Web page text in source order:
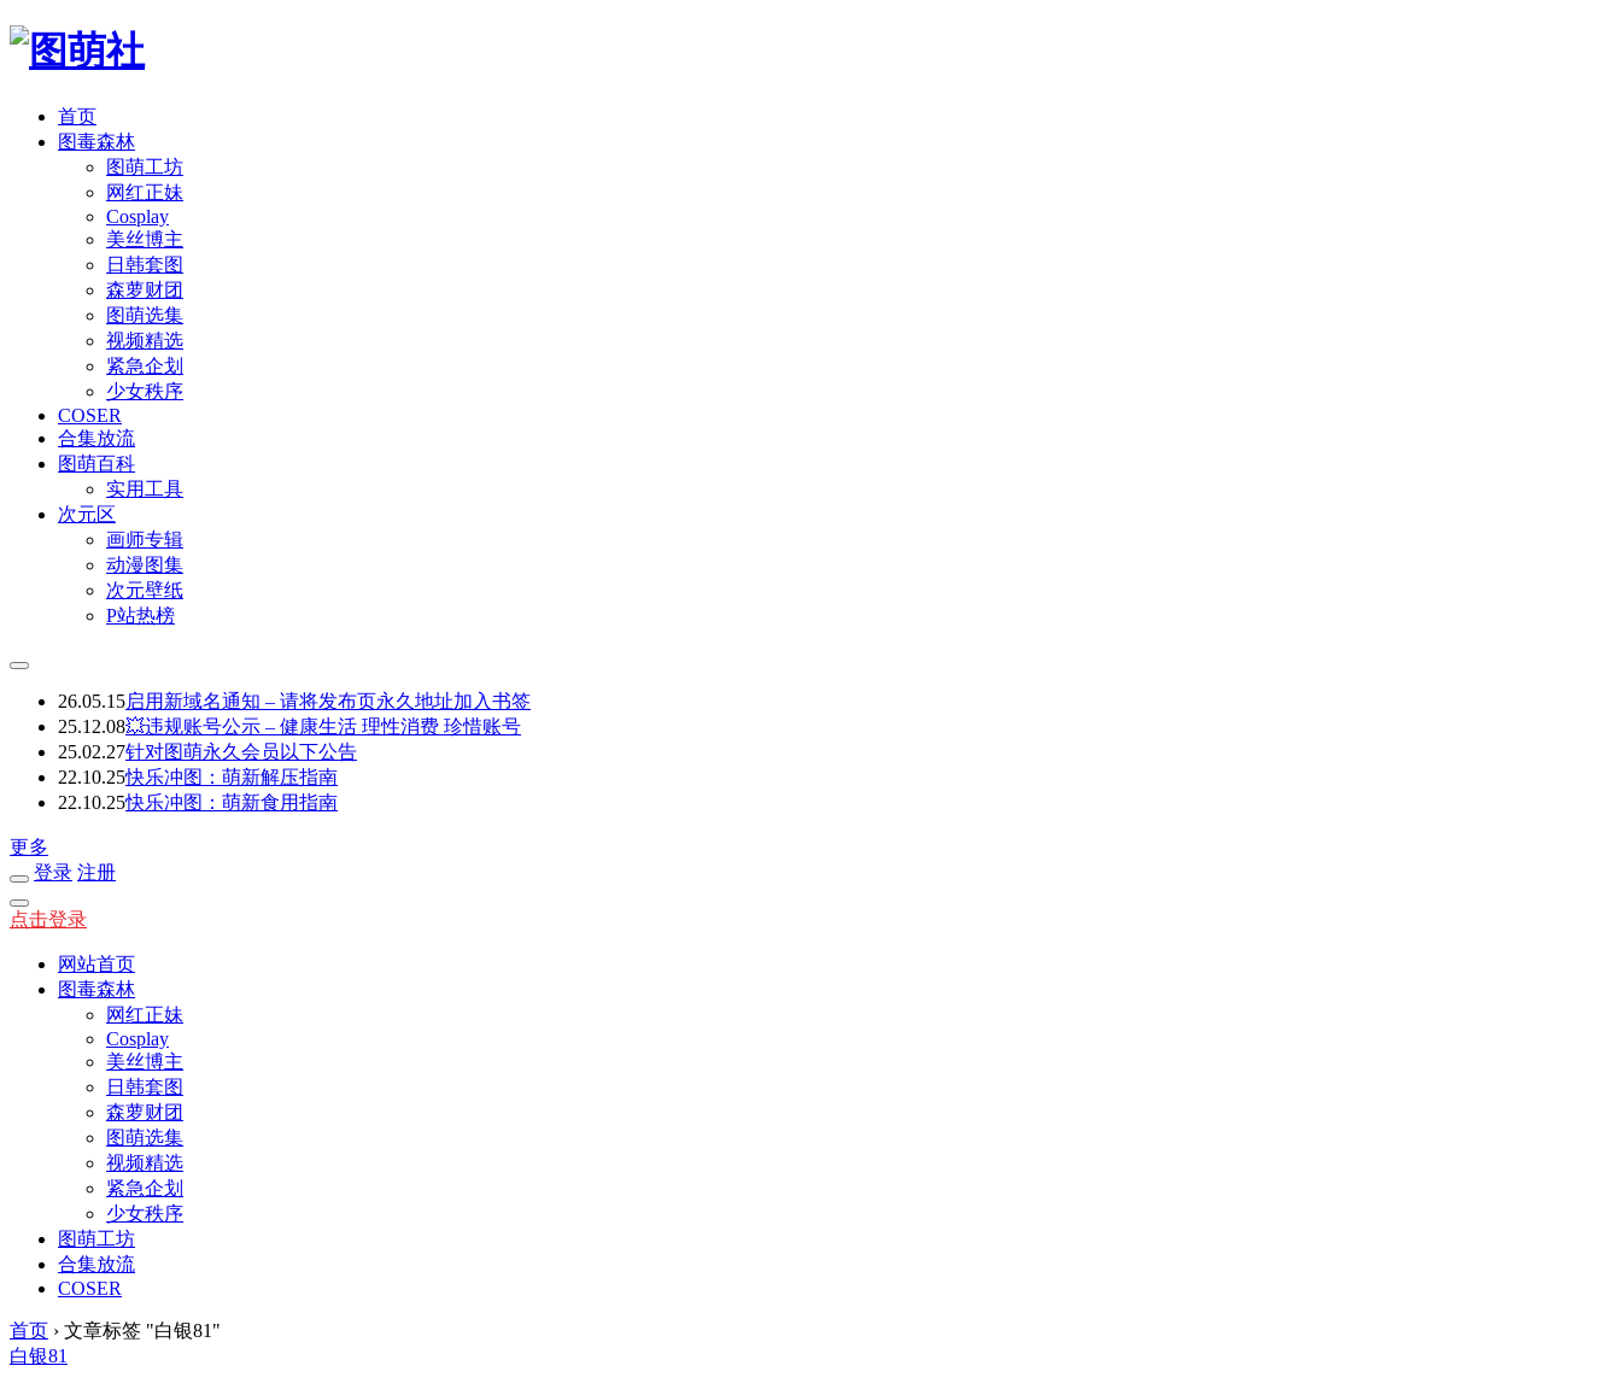
首页
图毒森林
图萌工坊
网红正妹
Cosplay
美丝博主
日韩套图
森萝财团
图萌选集
视频精选
紧急企划
少女秩序
COSER
合集放流
图萌百科
实用工具
次元区
画师专辑
动漫图集
次元壁纸
P站热榜
26.05.15启用新域名通知 – 请将发布页永久地址加入书签
25.12.08💥违规账号公示 – 健康生活 理性消费 珍惜账号
25.02.27针对图萌永久会员以下公告
22.10.25快乐冲图：萌新解压指南
22.10.25快乐冲图：萌新食用指南
更多
登录 注册
点击登录
网站首页
图毒森林
网红正妹
Cosplay
美丝博主
日韩套图
森萝财团
图萌选集
视频精选
紧急企划
少女秩序
图萌工坊
合集放流
COSER
首页 › 文章标签 "白银81"
白银81